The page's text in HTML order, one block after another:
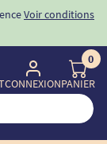
Voir conditions
CONNEXION
0
PANIER